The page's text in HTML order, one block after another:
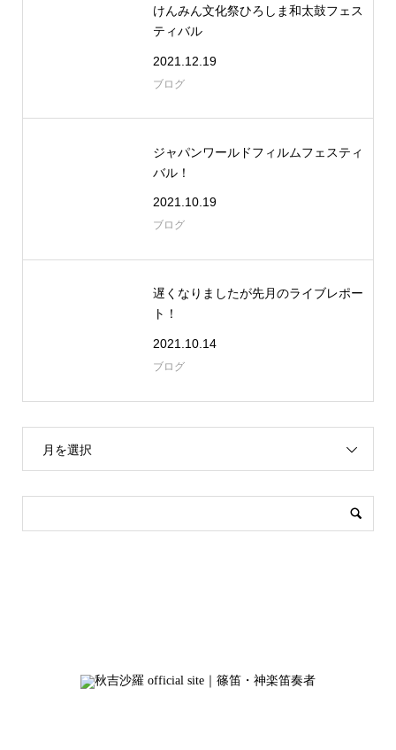
けんみん文化祭ひろしま和太鼓フェス
ティバル
2021.12.19
ブログ
ジャパンワールドフィルムフェスティ
バル！
2021.10.19
ブログ
遅くなりましたが先月のライブレポー
ト！
2021.10.14
ブログ
月を選択